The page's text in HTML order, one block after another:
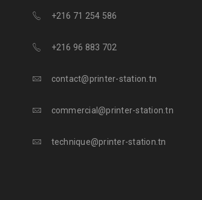
+216 71 254 586
+216 96 883 702
contact@printer-station.tn
commercial@printer-station.tn
technique@printer-station.tn